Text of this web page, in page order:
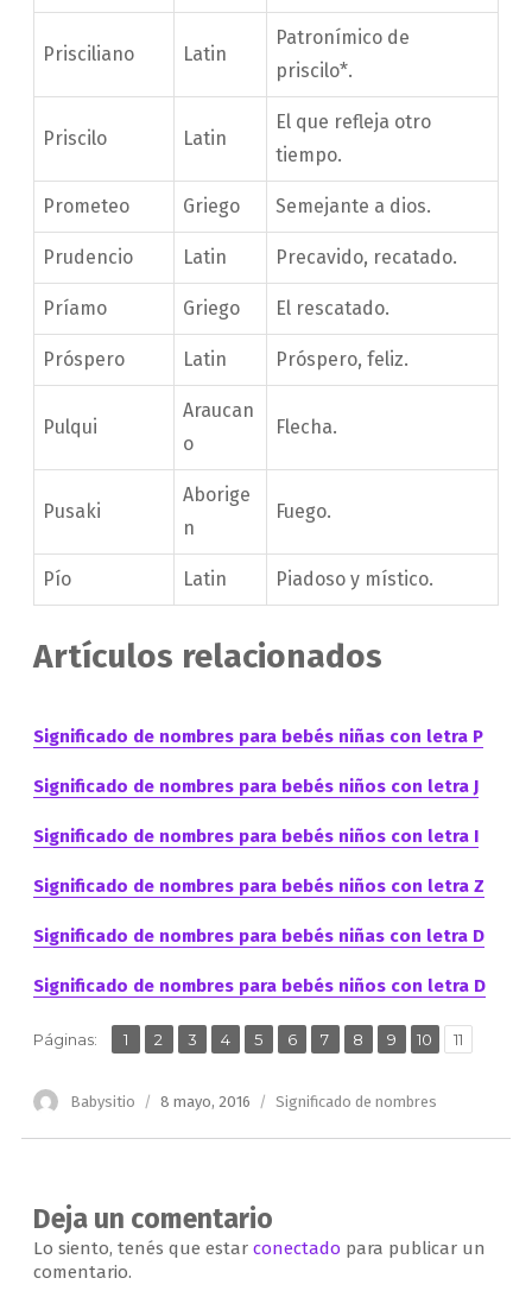
Prisciliano Latin
Patronímico de
priscilo*.
Priscilo Latin
El que refleja otro
tiempo.
Prometeo Griego Semejante a dios.
Prudencio Latin Precavido, recatado.
Príamo Griego El rescatado.
Próspero Latin Próspero, feliz.
Pulqui
Araucan
o
Flecha.
Pusaki
Aborige
n
Fuego.
Pío Latin Piadoso y místico.
Artículos relacionados
Significado de nombres para bebés niñas con letra P
Significado de nombres para bebés niños con letra J
Significado de nombres para bebés niños con letra I
Significado de nombres para bebés niños con letra Z
Significado de nombres para bebés niñas con letra D
Significado de nombres para bebés niños con letra D
Páginas: Página
1 ,
Página
2 ,Página
3 ,
Página
4 ,Página
5 ,Página
6 ,
Página
7 ,
Página
8 ,
Página
9 ,
Página
10 ,
Página
11
Autor
Babysitio
Publicado
8 mayo, 2016 Categorías
Significado de nombres
Deja un comentario
Lo siento, tenés que estar conectado para publicar un
comentario.